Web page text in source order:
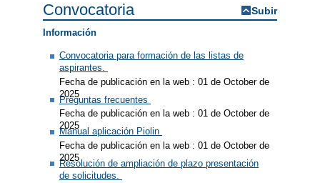
Convocatoria Subir
Información
Convocatoria para formación de las listas de
aspirantes.
Fecha de publicación en la web : 01 de October de
2025
Preguntas frecuentes
Fecha de publicación en la web : 01 de October de
2025
Manual aplicación Piolin
Fecha de publicación en la web : 01 de October de
2025
Resolución de ampliación de plazo presentación
de solicitudes.